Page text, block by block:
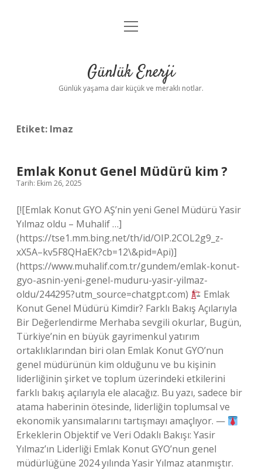
Anasayfa
Yasal Uyarı
menüyü
Günlük Enerji
Günlük yaşama dair küçük ve meraklı notlar.
Etiket: lmaz
Emlak Konut Genel Müdürü kim ?
Tarih: Ekim 26, 2025
[![Emlak Konut GYO AŞ’nin yeni Genel Müdürü Yasir
Yılmaz oldu – Muhalif …]
(https://tse1.mm.bing.net/th/id/OIP.2COL2g9_z-
xX5A–kv5F8QHaEK?cb=12\&pid=Api)]
(https://www.muhalif.com.tr/gundem/emlak-konut-
gyo-asnin-yeni-genel-muduru-yasir-yilmaz-
oldu/244295?utm_source=chatgpt.com)
Emlak
Konut Genel Müdürü Kimdir? Farklı Bakış Açılarıyla
Bir Değerlendirme Merhaba sevgili okurlar, Bugün,
Türkiye’nin en büyük gayrimenkul yatırım
ortaklıklarından biri olan Emlak Konut GYO’nun
genel müdürünün kim olduğunu ve bu kişinin
liderliğinin şirket ve toplum üzerindeki etkilerini
farklı bakış açılarıyla ele alacağız. Bu yazı, sadece bir
atama haberinin ötesinde, liderliğin toplumsal ve
ekonomik yansımalarını tartışmayı amaçlıyor. —
Erkeklerin Objektif ve Veri Odaklı Bakışı: Yasir
Yılmaz’ın Liderliği Emlak Konut GYO’nun genel
müdürlüğüne 2024 yılında Yasir Yılmaz atanmıştır.